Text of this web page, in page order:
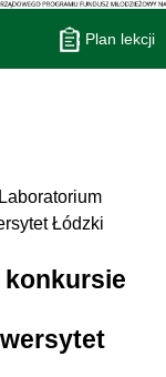
Plan lekcji
Łódzki
konkursie